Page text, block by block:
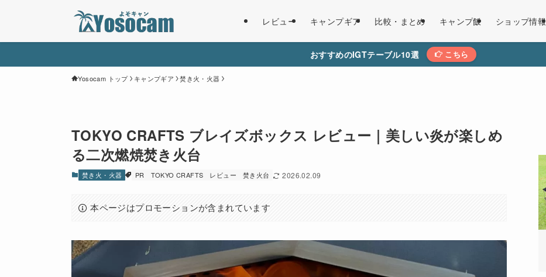
レビュー キャンプギア 比較・まとめ キャンプ飯 ショップ情報
おすすめのIGTテーブル10選 こちら
Yosocam トップ キャンプギア 焚き火・火器
TOKYO CRAFTS ブレイズボックス レビュー｜美しい炎が楽しめ
る二次燃焼焚き火台
焚き火・火器 PR TOKYO CRAFTS レビュー 焚き火台 2026.02.09
本ページはプロモーションが含まれています